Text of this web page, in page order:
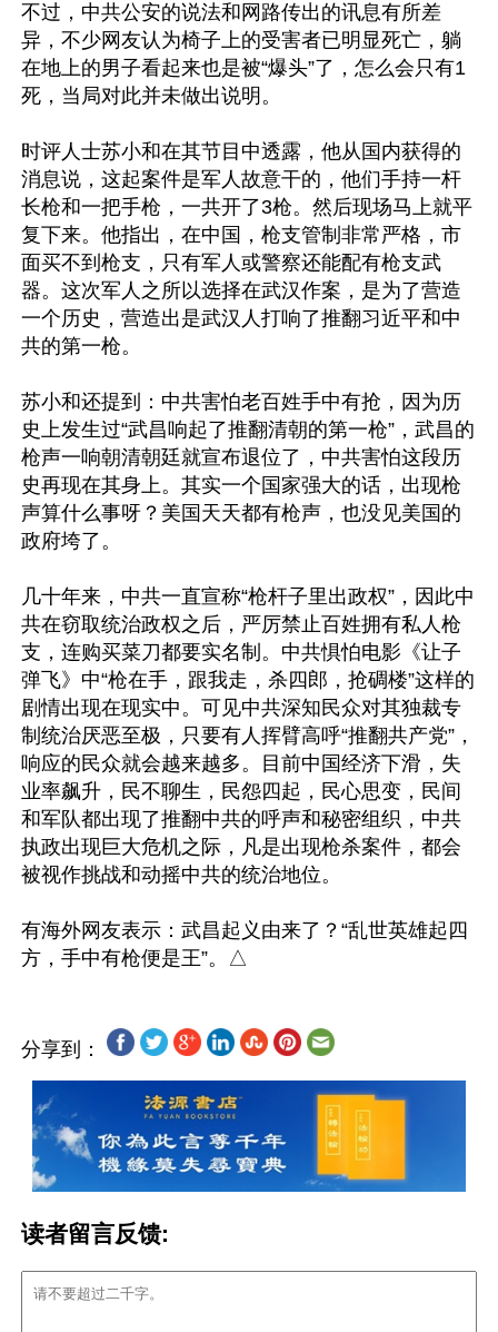
不过，中共公安的说法和网路传出的讯息有所差
异，不少网友认为椅子上的受害者已明显死亡，躺
在地上的男子看起来也是被“爆头”了，怎么会只有1
死，当局对此并未做出说明。
时评人士苏小和在其节目中透露，他从国内获得的
消息说，这起案件是军人故意干的，他们手持一杆
长枪和一把手枪，一共开了3枪。然后现场马上就平
复下来。他指出，在中国，枪支管制非常严格，市
面买不到枪支，只有军人或警察还能配有枪支武
器。这次军人之所以选择在武汉作案，是为了营造
一个历史，营造出是武汉人打响了推翻习近平和中
共的第一枪。
苏小和还提到：中共害怕老百姓手中有抢，因为历
史上发生过“武昌响起了推翻清朝的第一枪”，武昌的
枪声一响朝清朝廷就宣布退位了，中共害怕这段历
史再现在其身上。其实一个国家强大的话，出现枪
声算什么事呀？美国天天都有枪声，也没见美国的
政府垮了。
几十年来，中共一直宣称“枪杆子里出政权”，因此中
共在窃取统治政权之后，严厉禁止百姓拥有私人枪
支，连购买菜刀都要实名制。中共惧怕电影《让子
弹飞》中“枪在手，跟我走，杀四郎，抢碉楼”这样的
剧情出现在现实中。可见中共深知民众对其独裁专
制统治厌恶至极，只要有人挥臂高呼“推翻共产党”，
响应的民众就会越来越多。目前中国经济下滑，失
业率飙升，民不聊生，民怨四起，民心思变，民间
和军队都出现了推翻中共的呼声和秘密组织，中共
执政出现巨大危机之际，凡是出现枪杀案件，都会
被视作挑战和动摇中共的统治地位。
有海外网友表示：武昌起义由来了？“乱世英雄起四
分享到：
读者留言反馈: